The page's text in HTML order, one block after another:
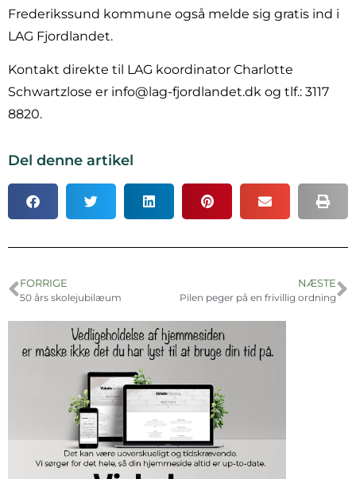
Frederikssund kommune også melde sig gratis ind i
LAG Fjordlandet.
Kontakt direkte til LAG koordinator Charlotte
Schwartzlose er info@lag-fjordlandet.dk og tlf.: 3117
8820.
Del denne artikel
FORRIGE
50 års skolejubilæum
NÆSTE
Pilen peger på en frivillig ordning